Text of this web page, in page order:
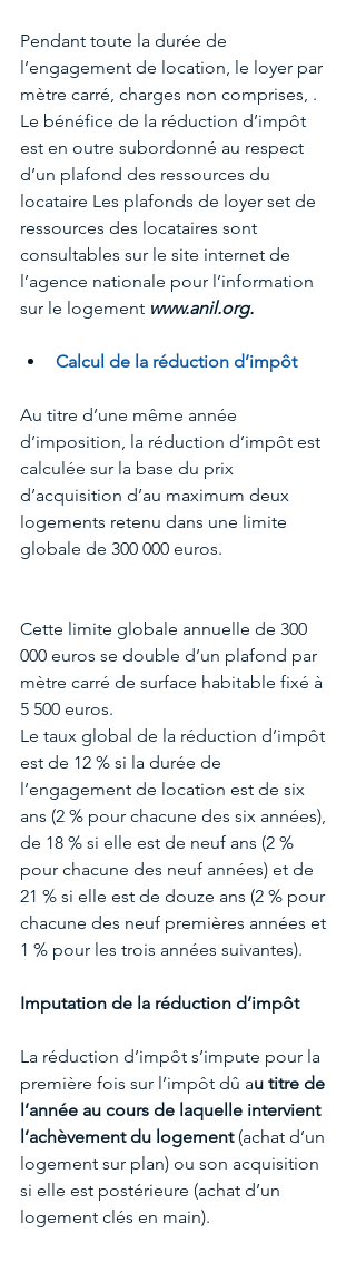
Pendant toute la durée de
l’engagement de location, le loyer par
mètre carré, charges non comprises, .
Le bénéfice de la réduction d’impôt
est en outre subordonné au respect
d’un plafond des ressources du
locataire Les plafonds de loyer set de
ressources des locataires sont
consultables sur le site internet de
l’agence nationale pour l’information
sur le logement www.anil.org.
Calcul de la réduction d’impôt
Au titre d’une même année
d’imposition, la réduction d’impôt est
calculée sur la base du prix
d’acquisition d’au maximum deux
logements retenu dans une limite
globale de 300 000 euros.
Cette limite globale annuelle de 300
000 euros se double d’un plafond par
mètre carré de surface habitable fixé à
5 500 euros.
Le taux global de la réduction d’impôt
est de 12 % si la durée de
l’engagement de location est de six
ans (2 % pour chacune des six années),
de 18 % si elle est de neuf ans (2 %
pour chacune des neuf années) et de
21 % si elle est de douze ans (2 % pour
chacune des neuf premières années et
1 % pour les trois années suivantes).
Imputation de la réduction d’impôt
La réduction d’impôt s’impute pour la
première fois sur l’impôt dû au titre de
l’année au cours de laquelle intervient
l’achèvement du logement (achat d’un
logement sur plan) ou son acquisition
si elle est postérieure (achat d’un
logement clés en main).